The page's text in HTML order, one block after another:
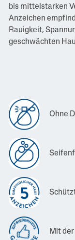
bis mittelstarken
Anzeichen
Rauigkeit,
geschwächten
Ohne
Mit